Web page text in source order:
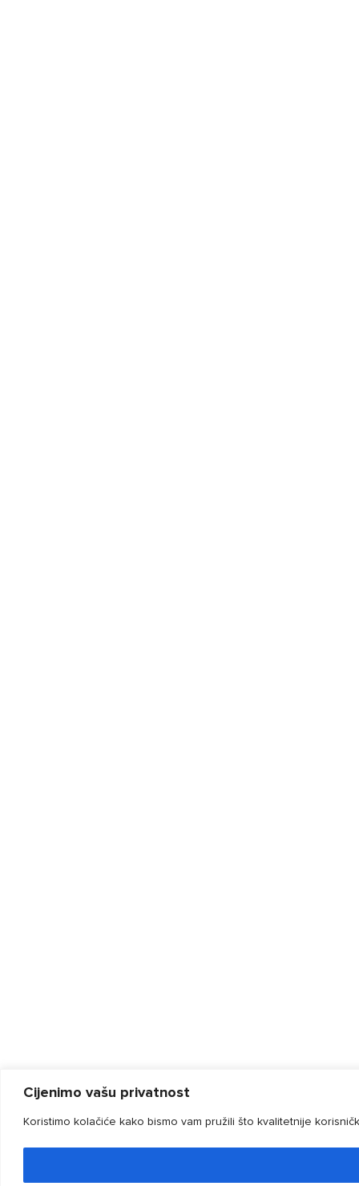
Cijenimo vašu privatnost
Koristimo kolačiće kako bismo vam pružili što kvalitetnije